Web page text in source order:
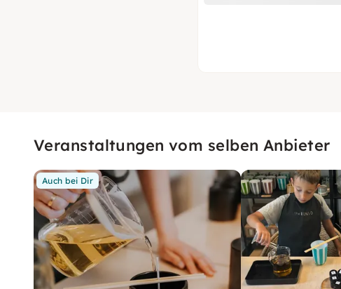
Veranstaltungen vom selben Anbieter
Auch bei Dir